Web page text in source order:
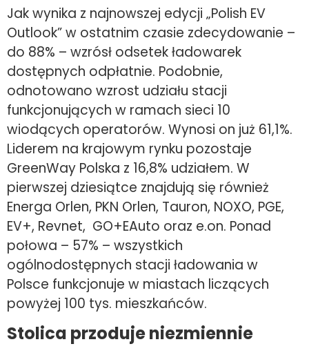
Jak wynika z najnowszej edycji „Polish EV
Outlook” w ostatnim czasie zdecydowanie –
do 88% – wzrósł odsetek ładowarek
dostępnych odpłatnie. Podobnie,
odnotowano wzrost udziału stacji
funkcjonujących w ramach sieci 10
wiodących operatorów. Wynosi on już 61,1%.
Liderem na krajowym rynku pozostaje
GreenWay Polska z 16,8% udziałem. W
pierwszej dziesiątce znajdują się również
Energa Orlen, PKN Orlen, Tauron, NOXO, PGE,
EV+, Revnet, GO+EAuto oraz e.on. Ponad
połowa – 57% – wszystkich
ogólnodostępnych stacji ładowania w
Polsce funkcjonuje w miastach liczących
powyżej 100 tys. mieszkańców.
Stolica przoduje niezmiennie